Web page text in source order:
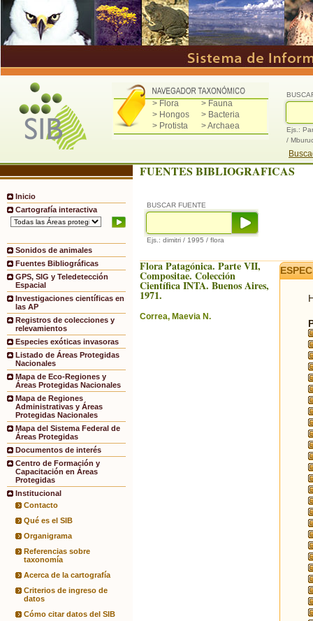
> Flora
> Fauna
> Hongos
> Bacteria
> Protista
> Archaea
Ejs.:
/
Inicio
Cartografía interactiva
Sonidos de animales
Fuentes Bibliográficas
GPS, SIG y Teledetección
Espacial
Investigaciones científicas en
las AP
Registros de colecciones y
relevamientos
Especies exóticas invasoras
Listado de Áreas Protegidas
Nacionales
Mapa de Eco-Regiones y
Áreas Protegidas Nacionales
Mapa de Regiones
Administrativas y Áreas
Protegidas Nacionales
Mapa del Sistema Federal de
Áreas Protegidas
Documentos de interés
Centro de Formación y
Capacitación en Áreas
Protegidas
Institucional
Contacto
Qué es el SIB
Organigrama
Referencias sobre
taxonomía
Acerca de la cartografía
Criterios de ingreso de
datos
Cómo citar datos del SIB
FUENTES BIBLIOGRAFICAS
BUSCAR FUENTE
Ejs.: dimitri / 1995 / flora
Flora Patagónica. Parte VII,
Compositae. Colección
Científica INTA. Buenos Aires,
1971.
Correa, Maevia N.